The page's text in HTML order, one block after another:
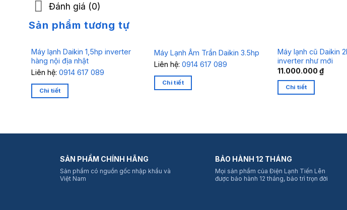
Đánh giá (0)
Sản phẩm tương tự
Máy lạnh Daikin 1,5hp inverter
hàng nội địa nhật
Liên hệ: 0914 617 089
Chi tiết
Máy Lạnh Âm Trần Daikin 3.5hp
Liên hệ:0914 617 089
Chi tiết
Máy lạnh cũ Daikin
inverter như mới
11.000.000₫
Chi tiết
SẢN PHẨM CHÍNH HÃNG
Sản phẩm có nguồn gốc nhập khẩu và
Việt Nam
BẢO HÀNH 12 THÁNG
Mọi sản phẩm của Điện Lạnh Tiến Lên
được bảo hành 12 tháng, bảo trì trọn đời